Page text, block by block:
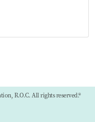
R.O.C. All rights reserved.®